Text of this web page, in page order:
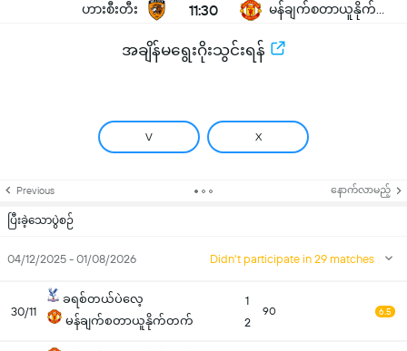
ဟားစီးတီး 11:30
အချိန်မရွေးဂိုးသွင်းရန်
V X
Previous နောက်လာမည့်
ပြီးခဲ့သောပွဲစဉ်
04/12/2025 - 01/08/2026 Didn't participate in 29 matches
30/11
ခရစ်တယ်ပဲလေ့
မန်ချက်စတာယူနိုက်တက်
1
2
90 6.5